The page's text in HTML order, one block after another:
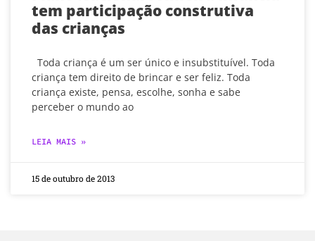
tem participação construtiva
das crianças
Toda criança é um ser único e insubstituível. Toda
criança tem direito de brincar e ser feliz. Toda
criança existe, pensa, escolhe, sonha e sabe
perceber o mundo ao
LEIA MAIS »
15 de outubro de 2013